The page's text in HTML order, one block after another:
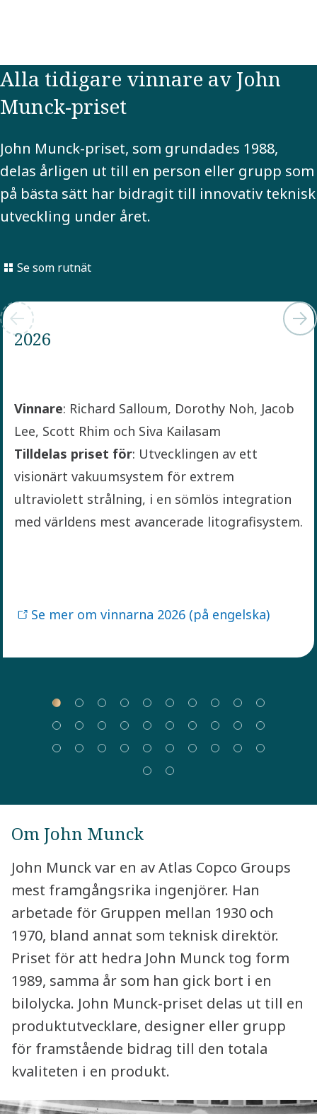
Alla tidigare vinnare av John
Munck-priset
John Munck-priset, som grundades 1988,
delas årligen ut till en person eller grupp som
på bästa sätt har bidragit till innovativ teknisk
utveckling under året.
Se som rutnät
2026
Vinnare: Richard Salloum, Dorothy Noh, Jacob
Lee, Scott Rhim och Siva Kailasam
Tilldelas priset för: Utvecklingen av ett
visionärt vakuumsystem för extrem
ultraviolett strålning, i en sömlös integration
med världens mest avancerade litografisystem.
Se mer om vinnarna 2026 (på engelska)
Om John Munck
John Munck var en av Atlas Copco Groups
mest framgångsrika ingenjörer. Han
arbetade för Gruppen mellan 1930 och
1970, bland annat som teknisk direktör.
Priset för att hedra John Munck tog form
1989, samma år som han gick bort i en
bilolycka. John Munck-priset delas ut till en
produktutvecklare, designer eller grupp
för framstående bidrag till den totala
kvaliteten i en produkt.